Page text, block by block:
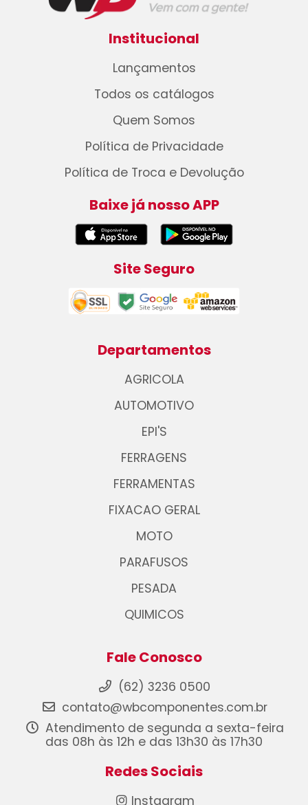
Institucional
Lançamentos
Todos os catálogos
Quem Somos
Política de Privacidade
Política de Troca e Devolução
Baixe já nosso APP
Site Seguro
Departamentos
AGRICOLA
AUTOMOTIVO
EPI'S
FERRAGENS
FERRAMENTAS
FIXACAO GERAL
MOTO
PARAFUSOS
PESADA
QUIMICOS
Fale Conosco
(62) 3236 0500
contato@wbcomponentes.com.br
Atendimento de segunda a sexta-feira
das 08h às 12h e das 13h30 às 17h30
Redes Sociais
Instagram